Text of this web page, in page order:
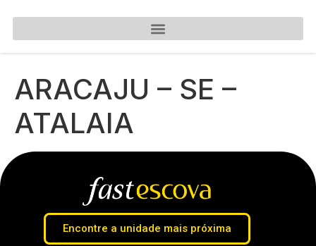
ARACAJU – SE –
ATALAIA
Encontre a unidade mais próxima